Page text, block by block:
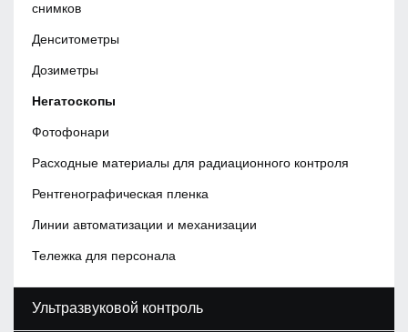
снимков
Денситометры
Дозиметры
Негатоскопы
Фотофонари
Расходные материалы для радиационного контроля
Рентгенографическая пленка
Линии автоматизации и механизации
Тележка для персонала
Ультразвуковой контроль